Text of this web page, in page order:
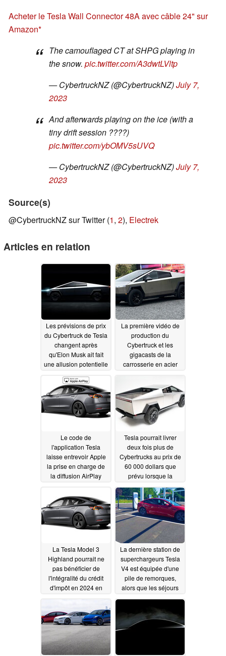
Acheter le Tesla Wall Connector 48A avec câble 24" sur
Amazon
The camouflaged CT at SHPG playing in
the snow. pic.twitter.com/A3dwtLVltp
— CybertruckNZ (@CybertruckNZ)July 7,
2023
And afterwards playing on the ice (with a
tiny drift session ????)
pic.twitter.com/ybOMV5sUVQ
— CybertruckNZ (@CybertruckNZ)July 7,
2023
Source(s)
@CybertruckNZ sur Twitter (1, 2), Electrek
Articles en relation
Les prévisions de prix
du Cybertruck de Tesla
changent après
qu'Elon Musk ait fait
une allusion potentielle
La première vidéo de
production du
Cybertruck et les
gigacasts de la
carrosserie en acier
détails, comme
l'absence d'option
RHD07/17/2023
Le code de
l'application Tesla
laisse entrevoir Apple
la prise en charge de
la diffusion AirPlay
vidéo et musical à
partir d'un iPhone
07/14/2023
Tesla pourrait livrer
deux fois plus de
Cybertrucks au prix de
60 000 dollars que
prévu lorsque la
production démarrera
07/12/2023
La Tesla Model 3
Highland pourrait ne
pas bénéficier de
l'intégralité du crédit
d'impôt en 2024 en
raison de
exigences en matière
de matériaux pour les
batteries 07/12/2023
La dernière station de
superchargeurs Tesla
V4 est équipée d'une
pile de remorques,
alors que les séjours
en camping se
multiplient en été
07/11/2023